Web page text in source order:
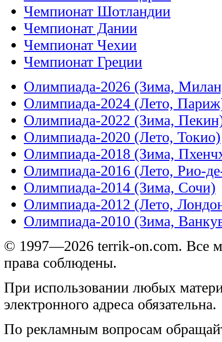
Чемпионат Шотландии
Чемпионат Дании
Чемпионат Чехии
Чемпионат Греции
Олимпиада-2026 (Зима,
Олимпиада-2024 (Лето,
Олимпиада-2022 (Зима,
Олимпиада-2020 (Лето, Токио)
Олимпиада-2018 (Зима,
Олимпиада-2016 (Лето, Рио-
Олимпиада-2014 (Зима, Сочи)
Олимпиада-2012 (Лето,
Олимпиада-2010 (Зима,
© 1997—2026 terrik-on.com. Все
права соблюдены.
При использовании любых
электронного адреса обязательна.
По рекламным вопросам